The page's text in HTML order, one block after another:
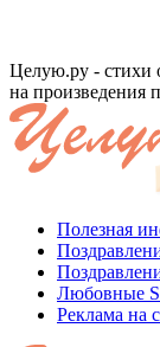
Целую.ру - стихи
на произведения
Полезная
Любовные
Реклама на